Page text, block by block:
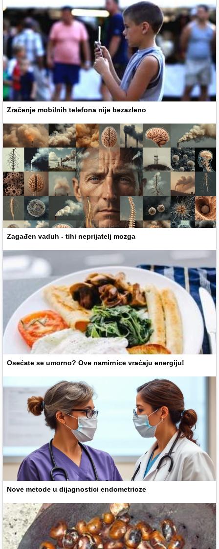
Zračenje mobilnih telefona nije bezazleno
Zagađen vaduh - tihi neprijatelj mozga
Osećate se umorno? Ove namirnice vraćaju energiju!
Nove metode u dijagnostici endometrioze